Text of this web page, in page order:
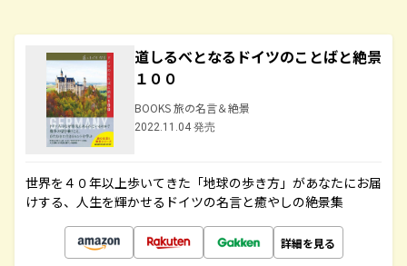
道しるべとなるドイツのことばと絶景
１００
BOOKS 旅の名言＆絶景
2022.11.04 発売
世界を４０年以上歩いてきた「地球の歩き方」があなたにお届
けする、人生を輝かせるドイツの名言と癒やしの絶景集
詳細を見る